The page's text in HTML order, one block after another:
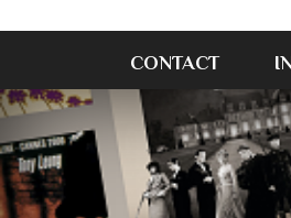
CONTACT